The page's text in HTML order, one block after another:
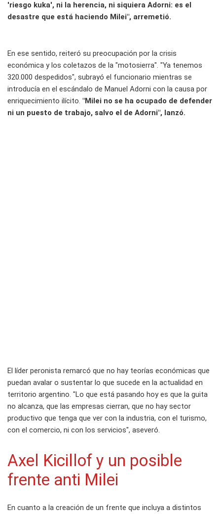
'riesgo kuka', ni la herencia, ni siquiera Adorni: es el
desastre que está haciendo Milei", arremetió.
En ese sentido, reiteró su preocupación por la crisis
económica y los coletazos de la "motosierra". "Ya tenemos
320.000 despedidos", subrayó el funcionario mientras se
introducía en el escándalo de Manuel Adorni con la causa por
enriquecimiento ilícito. "Milei no se ha ocupado de defender
ni un puesto de trabajo, salvo el de Adorni", lanzó.
El líder peronista remarcó que no hay teorías económicas que
puedan avalar o sustentar lo que sucede en la actualidad en
territorio argentino. "Lo que está pasando hoy es que la guita
no alcanza, que las empresas cierran, que no hay sector
productivo que tenga que ver con la industria, con el turismo,
con el comercio, ni con los servicios", aseveró.
Axel Kicillof y un posible
frente anti Milei
En cuanto a la creación de un frente que incluya a distintos